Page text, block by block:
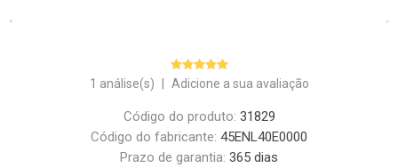
1 análise(s) Adicione a sua avaliação
Código do produto: 31829
Código do fabricante: 45ENL40E0000
Prazo de garantia: 365 dias